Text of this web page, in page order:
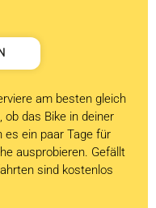
am besten gleich
ob das Bike in deiner
es ein paar Tage für
ausprobieren. Gefällt
sind kostenlos